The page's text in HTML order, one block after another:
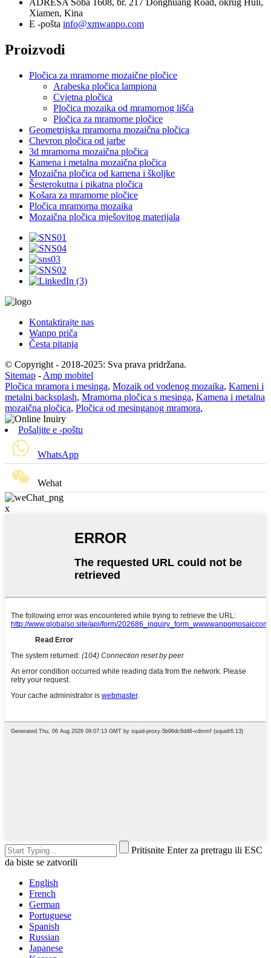
ADRESA Soba 1608, br. 217 Donghuang Road, okrug Huli,
Xiamen, Kina
E -pošta info@xmwanpo.com
Proizvodi
Pločica za mramorne mozaične pločice
Arabeska pločica lampiona
Cvjetna pločica
Pločica mozaika od mramornog lišća
Pločica za mramorne pločice
Geometrijska mramorna mozaična pločica
Chevron pločica od jarbe
3d mramorna mozaična pločica
Kamena i metalna mozaična pločica
Mozaična pločica od kamena i školjke
Šesterokutna i pikatna pločica
Košara za mramorne pločice
Pločica mramorna mozaika
Mozaična pločica mješovitog materijala
Kontaktirajte nas
Wanpo priča
Česta pitanja
© Copyright - 2018-2025: Sva prava pridržana.
Sitemap - Amp mobitel
Pločica mramora i mesinga, Mozaik od vodenog mozaika, Kameni i
metalni backsplash, Mramorna pločica s mesinga, Kamena i metalna
mozaična pločica, Pločica od mesinganog mramora,
Pošaljite e -poštu
WhatsApp
Wehat
x
Pritisnite Enter za pretragu ili ESC
da biste se zatvorili
English
French
German
Portuguese
Spanish
Russian
Japanese